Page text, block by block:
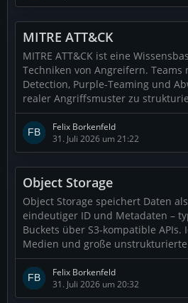
MITRE ATT&CK
MITRE ATT&CK ist eine
Techniken von Angreifern. Teams
Detection, Purple-Teaming und
realer Angriffsmuster zu
Felix Borkenfeld
31. Juli 2026 um 21:22
Object Storage
Object Storage speichert Daten
eindeutiger ID und Metadaten –
Buckets über S3-kompatible APIs.
Medien und große unstrukturierte
Felix Borkenfeld
31. Juli 2026 um 20:32